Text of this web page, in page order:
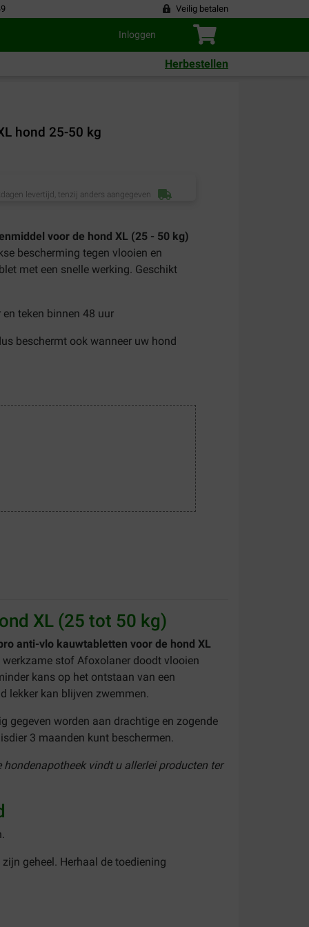
Veilig betalen
Inloggen
Herbestellen
hond 25-50 kg
levertijd, tenzij anders aangegeven
voor de hond XL (25 - 50 kg)
bescherming tegen vlooien en
met een snelle werking. Geschikt
teken binnen 48 uur
beschermt ook wanneer uw hond
XL (25 tot 50 kg)
anti-vlo kauwtabletten voor de hond XL
stof Afoxolaner doodt vlooien
kans op het ontstaan van een
lekker kan blijven zwemmen.
gegeven worden aan drachtige en zogende
3 maanden kunt beschermen.
vindt u allerlei producten ter
geheel. Herhaal de toediening